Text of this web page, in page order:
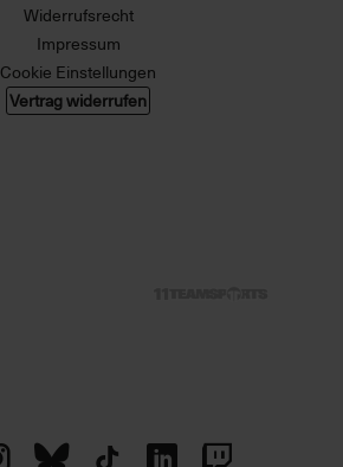
Widerrufsrecht
Impressum
Cookie Einstellungen
Vertrag widerrufen